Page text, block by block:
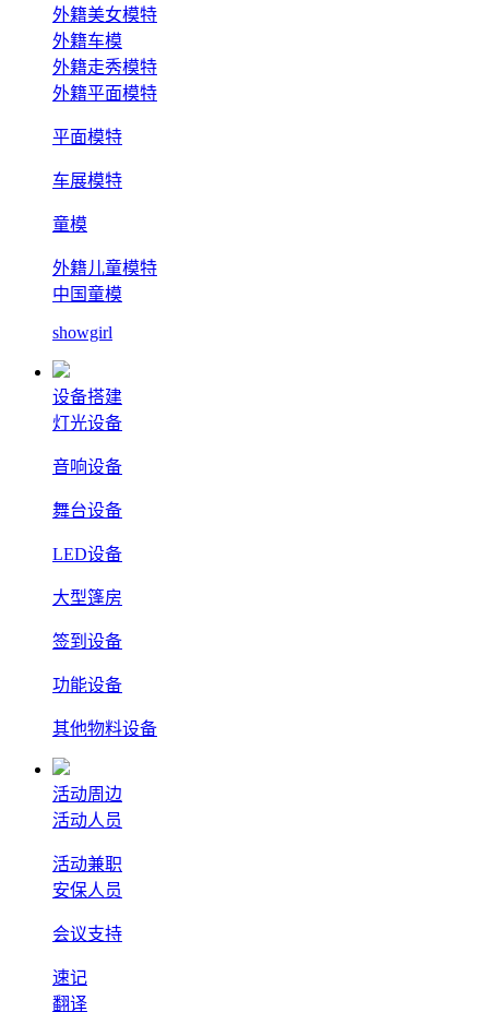
外籍美女模特
外籍车模
外籍走秀模特
外籍平面模特
平面模特
车展模特
童模
外籍儿童模特
中国童模
showgirl
设备搭建
灯光设备
音响设备
舞台设备
LED设备
大型篷房
签到设备
功能设备
其他物料设备
活动周边
活动人员
活动兼职
安保人员
会议支持
速记
翻译